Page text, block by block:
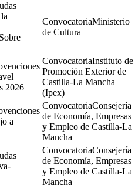
Ministerio
de Cultura
2026
Instituto de
Promoción Exterior de
Castilla-La Mancha
(Ipex)
a
Consejería
de Economía, Empresas
y Empleo de Castilla-La
Mancha
Consejería
de Economía, Empresas
y Empleo de Castilla-La
Mancha